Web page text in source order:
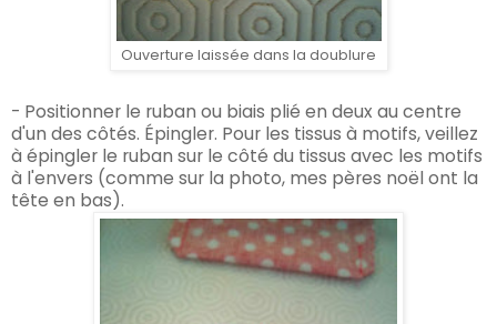
Ouverture laissée dans la doublure
- Positionner le ruban ou biais plié en deux au centre
d'un des côtés. Épingler. Pour les tissus à motifs, veillez
à épingler le ruban sur le côté du tissus avec les motifs
à l'envers (comme sur la photo, mes pères noël ont la
tête en bas).